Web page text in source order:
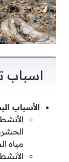
اسباب
الأسباب
مياه